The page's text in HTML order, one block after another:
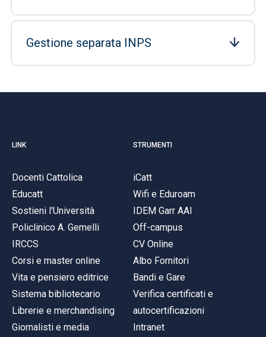
Gestione separata INPS
LINK
Docenti Cattolica
Educatt
Sostieni l'Università
Policlinico A. Gemelli
IRCCS
Corsi e master online
Vita e pensiero editrice
Sistema bibliotecario
Librerie e merchandising
Giornalisti e media
STRUMENTI
iCatt
Wifi e Eduroam
IDEM Garr AAI
Off-campus
CV Online
Albo Fornitori
Bandi e Gare
Verifica certificati e
autocertificazioni
Intranet